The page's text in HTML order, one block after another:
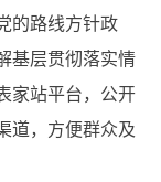
的路线方针政
基层贯彻落实情
家站平台，公开
道，方便群众及